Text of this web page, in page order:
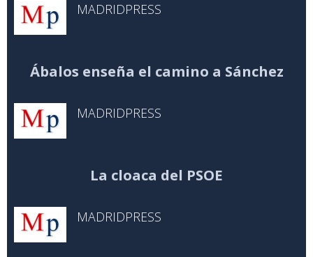
MADRIDPRESS
Ábalos enseña el camino a Sánchez
MADRIDPRESS
La cloaca del PSOE
MADRIDPRESS